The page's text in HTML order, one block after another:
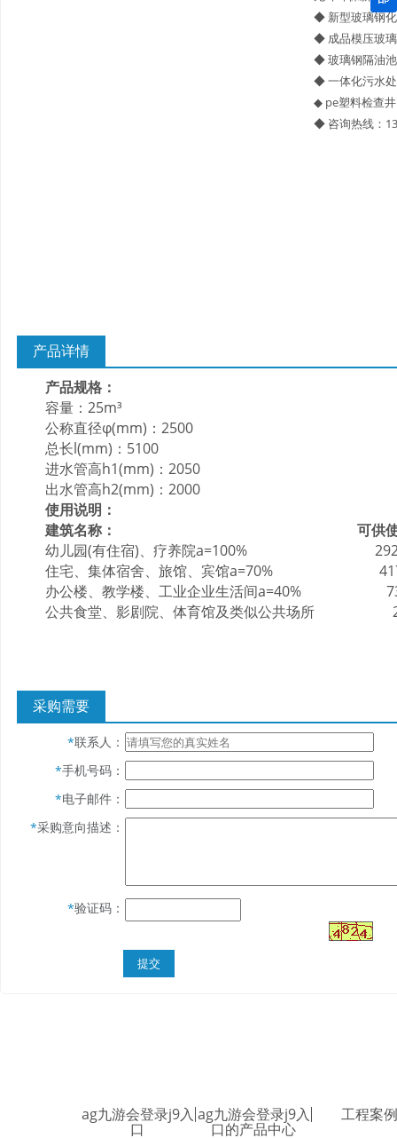
关于重庆玻璃钢化粪池的这些基础知识你都记住了吗？
◆ 新型玻璃钢
◆ 成品模压玻
◆ 玻璃钢隔油池
◆ 一体化污水
◆ pe塑料检查井
◆ 咨询热线：
产品详情
产品规格：
容量：25m³
公称直径φ(mm)：2500
总长l(mm)：5100
进水管高h1(mm)：2050
出水管高h2(mm)：2000
使用说明：
建筑名称：
可供
幼儿园(有住宿)、疗养院a=100% 292-
住宅、集体宿舍、旅馆、宾馆a=70%
办公楼、教学楼、工业企业生活间a=40%
公共食堂、影剧院、体育馆及类似公共场所
采购需要
*联系人：
*手机号码：
*电子邮件：
*采购意向描述：
*验证码：
ag九游会登录j9入
口
ag九游会登录j9入
口的产品中心
工程案例